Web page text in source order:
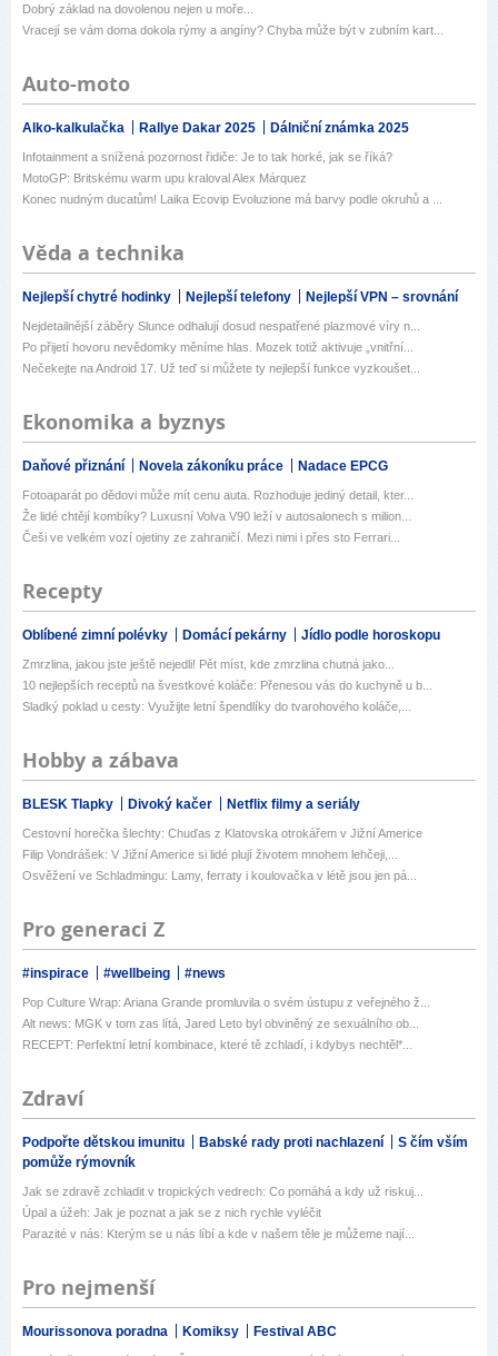
Dobrý základ na dovolenou nejen u moře...
Vracejí se vám doma dokola rýmy a angíny? Chyba může být v zubním kart...
Auto-moto
Alko-kalkulačka Rallye Dakar 2025 Dálniční známka 2025
Infotainment a snížená pozornost řidiče: Je to tak horké, jak se říká?
MotoGP: Britskému warm upu kraloval Alex Márquez
Konec nudným ducatům! Laika Ecovip Evoluzione má barvy podle okruhů a ...
Věda a technika
Nejlepší chytré hodinky Nejlepší telefony Nejlepší VPN – srovnání
Nejdetailnější záběry Slunce odhalují dosud nespatřené plazmové víry n...
Po přijetí hovoru nevědomky měníme hlas. Mozek totiž aktivuje „vnitřní...
Nečekejte na Android 17. Už teď si můžete ty nejlepší funkce vyzkoušet...
Ekonomika a byznys
Daňové přiznání Novela zákoníku práce Nadace EPCG
Fotoaparát po dědovi může mít cenu auta. Rozhoduje jediný detail, kter...
Že lidé chtějí kombíky? Luxusní Volva V90 leží v autosalonech s milion...
Češi ve velkém vozí ojetiny ze zahraničí. Mezi nimi i přes sto Ferrari...
Recepty
Oblíbené zimní polévky Domácí pekárny Jídlo podle horoskopu
Zmrzlina, jakou jste ještě nejedli! Pět míst, kde zmrzlina chutná jako...
10 nejlepších receptů na švestkové koláče: Přenesou vás do kuchyně u b...
Sladký poklad u cesty: Využijte letní špendlíky do tvarohového koláče,...
Hobby a zábava
BLESK Tlapky Divoký kačer Netflix filmy a seriály
Cestovní horečka šlechty: Chuďas z Klatovska otrokářem v Jižní Americe
Filip Vondrášek: V Jižní Americe si lidé plují životem mnohem lehčeji,...
Osvěžení ve Schladmingu: Lamy, ferraty i koulovačka v létě jsou jen pá...
Pro generaci Z
#inspirace #wellbeing #news
Pop Culture Wrap: Ariana Grande promluvila o svém ústupu z veřejného ž...
Alt news: MGK v tom zas lítá, Jared Leto byl obviněný ze sexuálního ob...
RECEPT: Perfektní letní kombinace, které tě zchladí, i kdybys nechtěl*...
Zdraví
Podpořte dětskou imunitu Babské rady proti nachlazení
S čím vším
pomůže rýmovník
Jak se zdravě zchladit v tropických vedrech: Co pomáhá a kdy už riskuj...
Úpal a úžeh: Jak je poznat a jak se z nich rychle vyléčit
Parazité v nás: Kterým se u nás líbí a kde v našem těle je můžeme nají...
Pro nejmenší
Mourissonova poradna Komiksy Festival ABC